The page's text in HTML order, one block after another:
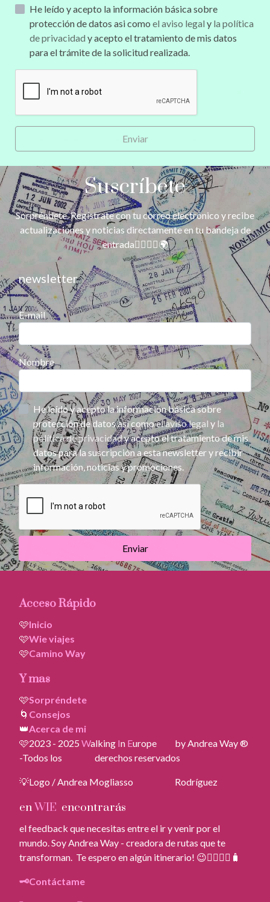
He leído y acepto la información básica sobre
protección de datos asi comoel aviso legaly la política
de privacidady acepto el tratamiento de mis datos
para el trámite de la solicitud realizada.
Enviar
Suscríbete
Sorpréndete. Regístrate con tu correo electrónico y recibe
actualizaciones y noticias directamente en tu bandeja de
entrada🚶‍♀️🚶‍♂️🌍
newsletter
E-mail
Nombre
He leído y acepto la información básica sobre
protección de datos asi comoel aviso legaly la
política de privacidady acepto el tratamiento de mis
datos para la suscripción a esta newsletter y recibir
información, noticias y promociones.
Enviar
Acceso Rápido
🩷Inicio
🩷Wie viajes
🩷Camino Way
Y mas
🩷Sorpréndete
🌀 Consejos
👑Acerca de mi
🩷2023 - 2025 Walking In Europe by Andrea Way ®
-Todos los derechos reservados
💡Logo / Andrea Mogliasso Rodríguez
enWIE encontrarás
el feedback que necesitas entre el ir y venir por el
mundo. Soy Andrea Way - creadora de rutas que te
transforman. Te espero en algún itinerario! 😉🚶‍♀️🚶‍♂️🧳
🗝️Contáctame